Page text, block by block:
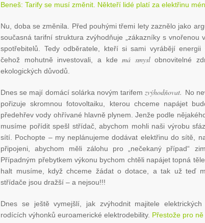
Beneš: Tarify se musí změnit. Někteří lidé platí za elektřinu
Nu, doba se změnila. Před pouhými třemi lety zaznělo jako
současná tarifní struktura zvýhodňuje „zákazníky s vnořenou
spotřebitelů. Tedy odběratele, kteří si sami vyrábějí
čehož mohutně investovali, a kdemá smyslobnovitelné
ekologických důvodů.
Dnes se mají domácí solárka novým tarifem zvýhodňovat. No
pořizuje skromnou fotovoltaiku, kterou chceme napájet
předehřev vody ohřívané hlavně plynem. Jenže podle
musíme pořídit spešl střídač, abychom mohli naši výrobu
sítí. Pochopte – my neplánujeme dodávat elektřinu do sítě,
připojeni, abychom měli zálohu pro „nečekaný případ“
Případným přebytkem výkonu bychom chtěli napájet topná
halt musíme, když chceme žádat o dotace, a tak už teď
střídače jsou dražší – a nejsou!!!
Dnes se ještě vymejšlí, jak zvýhodnit majitele
rodících výhonků euroamerické elektrodebility. Přestože pro